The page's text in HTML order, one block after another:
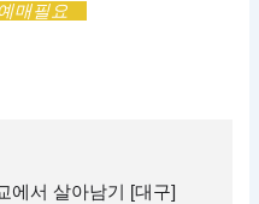
예매필요
에서 살아남기 [대구]